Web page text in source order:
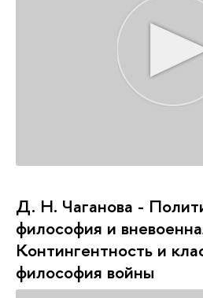
Д. Н. Чаганова -
философия и
Контингентность и
философия войны